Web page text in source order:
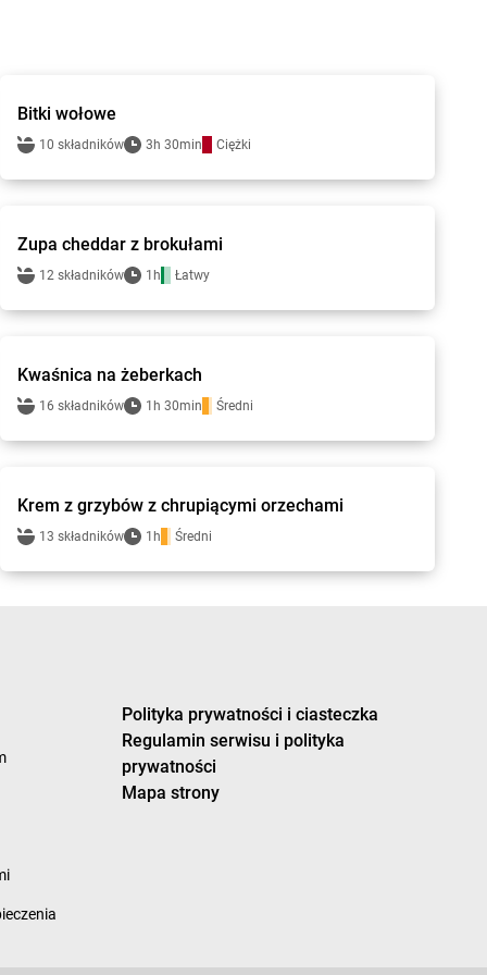
Bitki wołowe
10 składników 3h 30min Ciężki
Gotuję z Lewiatanem
Zupa cheddar z brokułami
12 składników 1h Łatwy
Gotuję z Lewiatanem
Kwaśnica na żeberkach
16 składników 1h 30min Średni
Gotuję z Lewiatanem
Krem z grzybów z chrupiącymi orzechami
13 składników 1h Średni
Polityka prywatności i ciasteczka
Regulamin serwisu i polityka
prywatności
Mapa strony